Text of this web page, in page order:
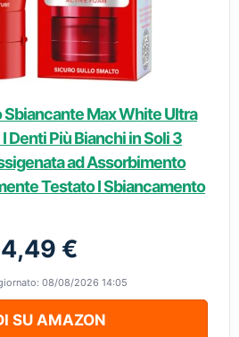
Max White Ultra
Denti Più Bianchi in Soli 3
ad Assorbimento
Testato I Sbiancamento
4,49 €
08/08/2026 14:05
SU AMAZON